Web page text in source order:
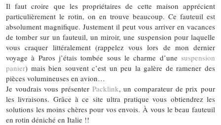
Il faut croire que les propriétaires de cette maison apprécient
particulièrement le rotin, on en trouve beaucoup. Ce fauteuil est
absolument magnifique. Justement il peut vous arriver en vacances
de tomber sur un fauteuil, un miroir, une suspension pour laquelle
vous craquer littéralement (rappelez vous lors de mon dernier
voyage à Paros j’étais tombée sous le charme d’une suspension
panier) mais bien souvent c’est un peu la galère de ramener des
pièces volumineuses en avion…
Je voudrais vous présenter Packlink, un comparateur de prix pour
les livraisons. Grâce à ce site ultra pratique vous obtiendrez les
solutions les moins chères pour vos envois. À vous le beau fauteuil
en rotin déniché en Italie !!